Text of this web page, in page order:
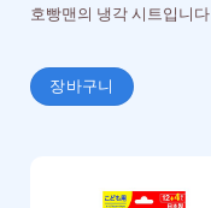
호빵맨의 냉각 시트입니다
장바구니